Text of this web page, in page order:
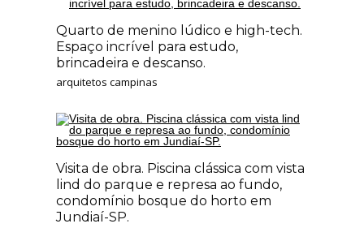
Quarto de menino lúdico e high-tech.
Espaço incrível para estudo,
brincadeira e descanso.
arquitetos campinas
Visita de obra. Piscina clássica com vista
lind do parque e represa ao fundo,
condomínio bosque do horto em
Jundiaí-SP.